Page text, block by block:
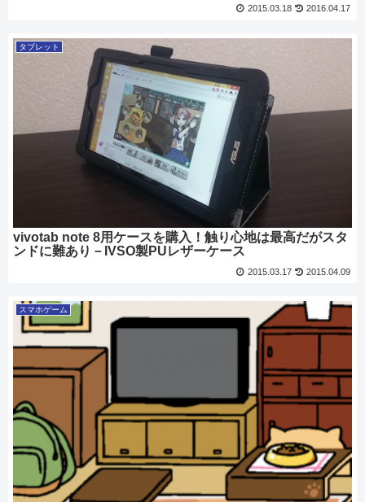
2015.03.18 2016.04.17
タブレット
vivotab note 8用ケースを購入！触り心地は最高だがスタ
ンドに難あり－IVSO製PUレザーケース
2015.03.17 2015.04.09
スマホゲーム